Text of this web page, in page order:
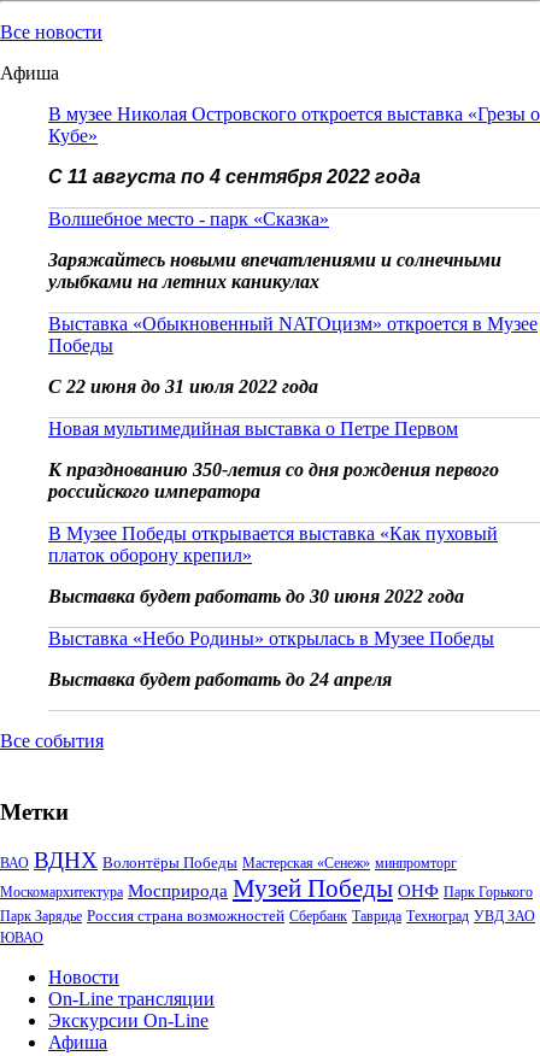
Все новости
Афиша
В музее Николая Островского откроется выставка «Грезы о
Кубе»
С 11 августа по 4 сентября 2022 года
Волшебное место - парк «Сказка»
Заряжайтесь новыми впечатлениями и солнечными
улыбками на летних каникулах
Выставка «Обыкновенный NATOцизм» откроется в Музее
Победы
С 22 июня до 31 июля 2022 года
Новая мультимедийная выставка о Петре Первом
К празднованию 350-летия со дня рождения первого
российского императора
В Музее Победы открывается выставка «Как пуховый
платок оборону крепил»
Выставка будет работать до 30 июня 2022 года
Выставка «Небо Родины» открылась в Музее Победы
Выставка будет работать до 24 апреля
Все события
Метки
ВАО ВДНХ Волонтёры Победы Мастерская «Сенеж» минпромторг
Москомархитектура Мосприрода Музей Победы ОНФ Парк Горького
Парк Зарядье Россия страна возможностей Сбербанк Таврида Техноград УВД ЗАО
ЮВАО
Новости
On-Line трансляции
Экскурсии On-Line
Афиша